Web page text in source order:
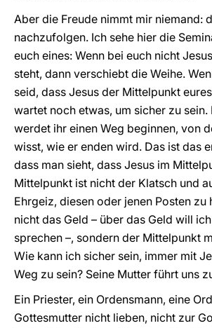
Aber die Freude nimmt mir niemand:
nachzufolgen. Ich sehe hier die
euch eines: Wenn bei euch nicht
steht, dann verschiebt die Weihe.
seid, dass Jesus der Mittelpunkt
wartet noch etwas, um sicher zu sein.
werdet ihr einen Weg beginnen, von
wisst, wie er enden wird. Das ist das
dass man sieht, dass Jesus im
Mittelpunkt ist nicht der Klatsch und
Ehrgeiz, diesen oder jenen Posten zu
nicht das Geld – über das Geld will
sprechen –, sondern der Mittelpunkt
Wie kann ich sicher sein, immer mit
Weg zu sein? Seine Mutter führt uns
Ein Priester, ein Ordensmann, eine
Gottesmutter nicht lieben, nicht zur